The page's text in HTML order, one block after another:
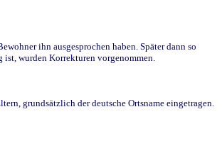
ihn ausgesprochen haben. Später dann so
wurden Korrekturen vorgenommen.
grundsätzlich der deutsche Ortsname eingetragen.